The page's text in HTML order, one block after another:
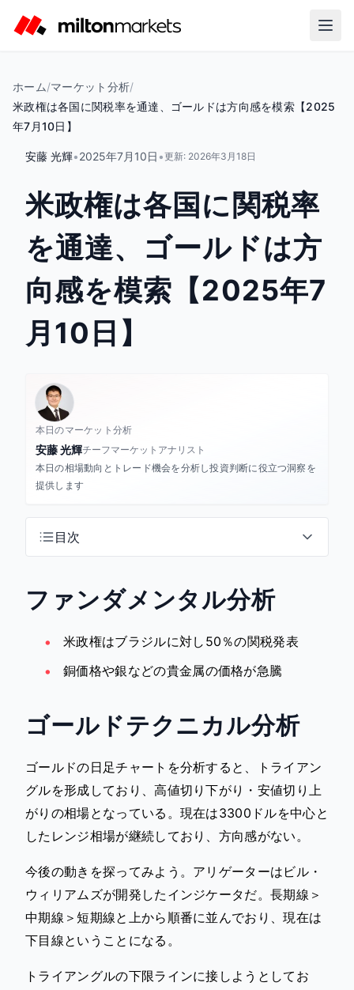
ホーム/マーケット分析/
米政権は各国に関税率を通達、ゴールドは方向感を模索【2025
年7月10日】
安藤 光輝•2025年7月10日 •更新: 2026年3月18日
米政権は各国に関税率
を通達、ゴールドは方
向感を模索【2025年7
月10日】
本日のマーケット分析
安藤 光輝チーフマーケットアナリスト
本日の相場動向とトレード機会を分析し投資判断に役立つ洞察を
提供します
目次
ファンダメンタル分析
米政権はブラジルに対し50％の関税発表
銅価格や銀などの貴金属の価格が急騰
ゴールドテクニカル分析
ゴールドの日足チャートを分析すると、トライアン
グルを形成しており、高値切り下がり・安値切り上
がりの相場となっている。現在は3300ドルを中心と
したレンジ相場が継続しており、方向感がない。
今後の動きを探ってみよう。アリゲーターはビル・
ウィリアムズが開発したインジケータだ。長期線＞
中期線＞短期線と上から順番に並んでおり、現在は
下目線ということになる。
トライアングルの下限ラインに接しようとしてお